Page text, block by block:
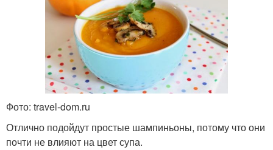
Фото: travel-dom.ru
Отлично подойдут простые шампиньоны, потому что они
почти не влияют на цвет супа.